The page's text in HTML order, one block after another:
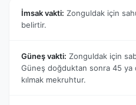
İmsak vakti: Zonguldak için
belirtir.
Güneş vakti: Zonguldak için
Güneş doğduktan sonra 45 ya
kılmak mekruhtur.